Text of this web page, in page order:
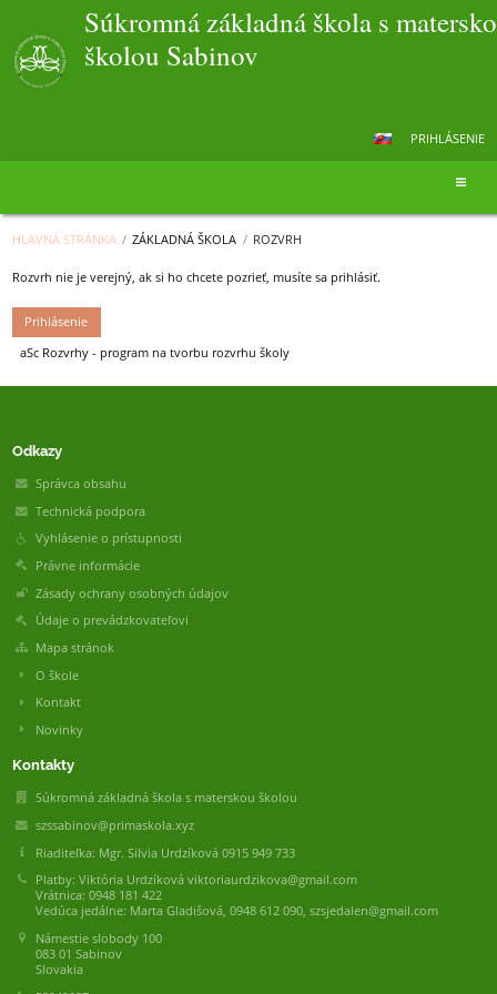
Súkromná základná škola s
školou Sabinov
PRIHLÁSENIE
HLAVNÁ STRÁNKA / ZÁKLADNÁ ŠKOLA / ROZVRH
Rozvrh nie je verejný, ak si ho chcete pozrieť, musíte sa prihlásiť.
Prihlásenie
aSc Rozvrhy - program na tvorbu rozvrhu školy
Odkazy
Správca obsahu
Technická podpora
Vyhlásenie o prístupnosti
Právne informácie
Zásady ochrany osobných údajov
Údaje o prevádzkovateľovi
Mapa stránok
O škole
Kontakt
Novinky
Kontakty
Súkromná základná škola s materskou školou
szssabinov@primaskola.xyz
Riaditeľka: Mgr. Silvia Urdzíková 0915 949 733
Platby: Viktória Urdzíková viktoriaurdzikova@gmail.com
Vrátnica: 0948 181 422
Vedúca jedálne: Marta Gladišová, 0948 612 090, szsjedalen@gmail.com
Námestie slobody 100
083 01 Sabinov
Slovakia